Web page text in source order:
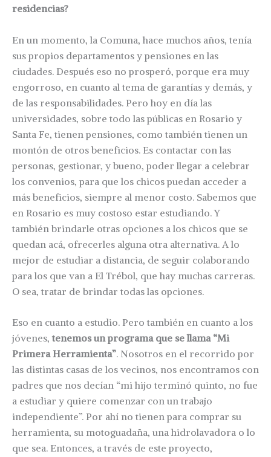
residencias?
En un momento, la Comuna, hace muchos años, tenía
sus propios departamentos y pensiones en las
ciudades. Después eso no prosperó, porque era muy
engorroso, en cuanto al tema de garantías y demás, y
de las responsabilidades. Pero hoy en día las
universidades, sobre todo las públicas en Rosario y
Santa Fe, tienen pensiones, como también tienen un
montón de otros beneficios. Es contactar con las
personas, gestionar, y bueno, poder llegar a celebrar
los convenios, para que los chicos puedan acceder a
más beneficios, siempre al menor costo. Sabemos que
en Rosario es muy costoso estar estudiando. Y
también brindarle otras opciones a los chicos que se
quedan acá, ofrecerles alguna otra alternativa. A lo
mejor de estudiar a distancia, de seguir colaborando
para los que van a El Trébol, que hay muchas carreras.
O sea, tratar de brindar todas las opciones.
Eso en cuanto a estudio. Pero también en cuanto a los
jóvenes, tenemos un programa que se llama “Mi
Primera Herramienta”. Nosotros en el recorrido por
las distintas casas de los vecinos, nos encontramos con
padres que nos decían “mi hijo terminó quinto, no fue
a estudiar y quiere comenzar con un trabajo
independiente”. Por ahí no tienen para comprar su
herramienta, su motoguadaña, una hidrolavadora o lo
que sea. Entonces, a través de este proyecto,